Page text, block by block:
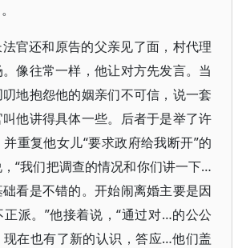
官还和原告的父亲见了面，村代理
像往常一样，他让对方先发言。当
地抱怨他的姻亲们不可信，说一套
他讲得具体一些。后者于是举了许
重复他女儿“要求政府给我断开”的
“我们把调查的情况和你们讲一下…
看是不错的。开始闹离婚主要是因
派。”他接着说，“通过对…的公公
在也有了新的认识，答应…他们盖